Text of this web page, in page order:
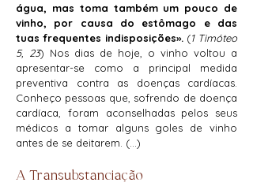
água, mas toma também um pouco de
vinho, por causa do estômago e das
tuas frequentes indisposições».(1 Timóteo
5, 23) Nos dias de hoje, o vinho voltou a
apresentar-se como a principal medida
preventiva contra as doenças cardíacas.
Conheço pessoas que, sofrendo de doença
cardíaca, foram aconselhadas pelos seus
médicos a tomar alguns goles de vinho
antes de se deitarem. (...)​​​​
A Transubstanciação